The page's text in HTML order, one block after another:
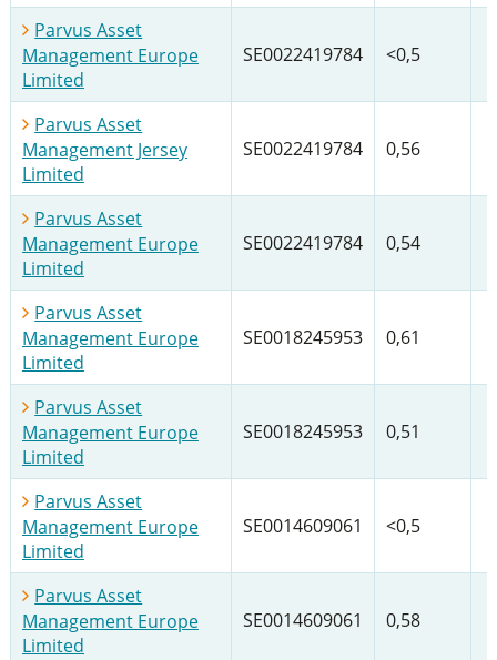
Parvus Asset
Management Europe
Limited
SE0022419784 <0,5
Parvus Asset
Management Jersey
Limited
SE0022419784 0,56
Parvus Asset
Management Europe
Limited
SE0022419784 0,54
Parvus Asset
Management Europe
Limited
SE0018245953 0,61
Parvus Asset
Management Europe
Limited
SE0018245953 0,51
Parvus Asset
Management Europe
Limited
SE0014609061 <0,5
Parvus Asset
Management Europe
Limited
SE0014609061 0,58